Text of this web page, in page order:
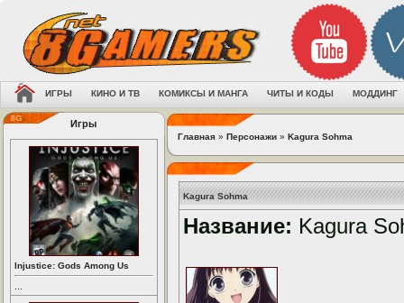
ИГРЫ КИНО И ТВ КОМИКСЫ И МАНГА ЧИТЫ И КОДЫ МОДДИНГ
Игры
Injustice: Gods Among Us
Главная » Персонажи » Kagura Sohma
Kagura Sohma
Название: Kagura